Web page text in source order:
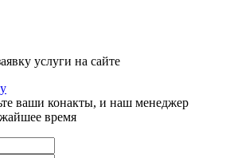
услуги на сайте
ваши конакты, и наш менеджер
время